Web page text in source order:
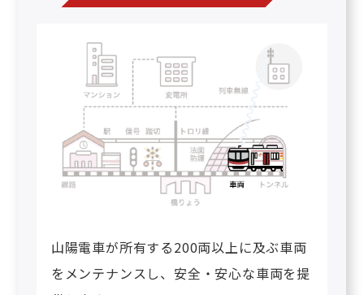
山陽電車が所有する200両以上に及ぶ車両
をメンテナンスし、安全・安心な車両を提